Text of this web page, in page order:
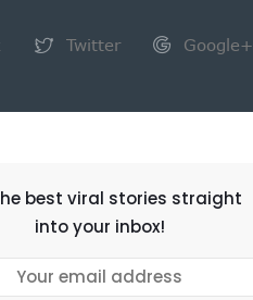
Twitter Google+
best viral stories straight
into your inbox!